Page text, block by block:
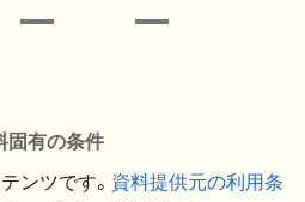
固有の条件
ンツです。 資料提供元の利用条